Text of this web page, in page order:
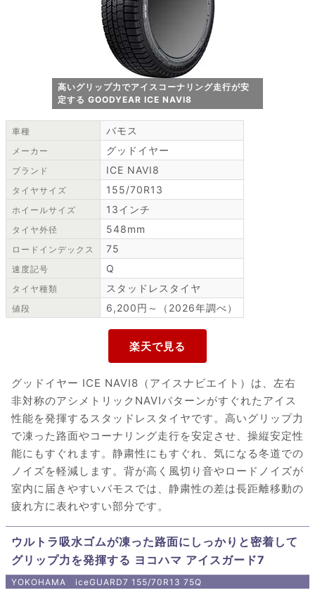
高いグリップ力でアイスコーナリング走行が安
定する GOODYEAR ICE NAVI8
車種 バモス
メーカー グッドイヤー
ブランド ICE NAVI8
タイヤサイズ 155/70R13
ホイールサイズ 13インチ
タイヤ外径 548mm
ロードインデックス 75
速度記号 Q
タイヤ種類 スタッドレスタイヤ
値段 6,200円～（2026年調べ）
グッドイヤー ICE NAVI8（アイスナビエイト）は、左右
非対称のアシメトリックNAVIパターンがすぐれたアイス
性能を発揮するスタッドレスタイヤです。高いグリップ力
で凍った路面やコーナリング走行を安定させ、操縦安定性
能にもすぐれます。静粛性にもすぐれ、気になる冬道での
ノイズを軽減します。背が高く風切り音やロードノイズが
室内に届きやすいバモスでは、静粛性の差は長距離移動の
疲れ方に表れやすい部分です。
ウルトラ吸水ゴムが凍った路面にしっかりと密着して
グリップ力を発揮する ヨコハマ アイスガード7
YOKOHAMA iceGUARD7 155/70R13 75Q